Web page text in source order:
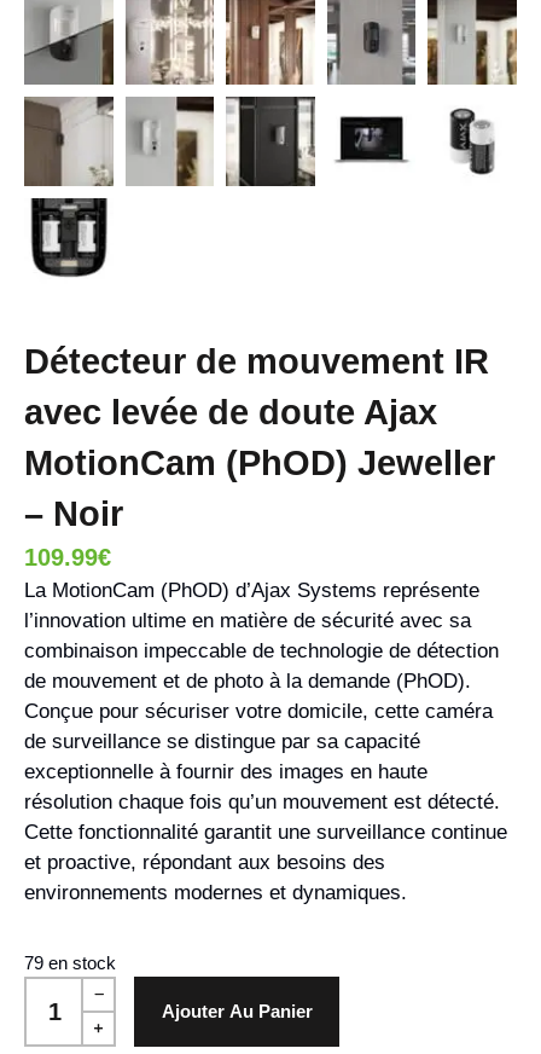
Détecteur de mouvement IR
avec levée de doute Ajax
MotionCam (PhOD) Jeweller
– Noir
109.99€
La MotionCam (PhOD) d’Ajax Systems représente
l’innovation ultime en matière de sécurité avec sa
combinaison impeccable de technologie de détection
de mouvement et de photo à la demande (PhOD).
Conçue pour sécuriser votre domicile, cette caméra
de surveillance se distingue par sa capacité
exceptionnelle à fournir des images en haute
résolution chaque fois qu’un mouvement est détecté.
Cette fonctionnalité garantit une surveillance continue
et proactive, répondant aux besoins des
environnements modernes et dynamiques.
79 en stock
Ajouter Au Panier